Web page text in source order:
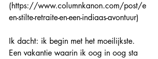
(https://www.columnkanon.com/post/e
en-stilte-retraite-en-een-indiaas-avontuur)
Ik dacht: ik begin met het moeilijkste.
Een vakantie waarin ik oog in oog sta